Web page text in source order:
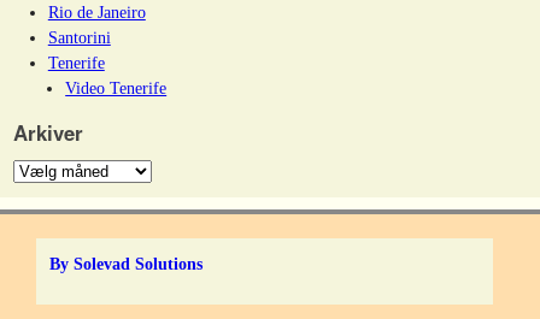
Rio de Janeiro
Santorini
Tenerife
Video Tenerife
Arkiver
By Solevad Solutions